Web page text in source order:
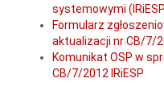
systemowymi
Formularz
aktualizacji nr CB/7/
Komunikat OSP w
CB/7/2012 IRiESP